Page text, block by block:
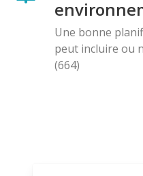
Une bonne
peut incluire ou
(664)